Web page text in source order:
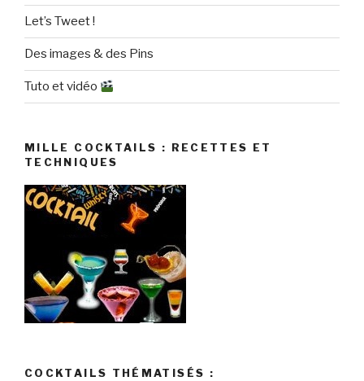
Let’s Tweet !
Des images & des Pins
Tuto et vidéo
MILLE COCKTAILS : RECETTES ET
TECHNIQUES
COCKTAILS THÉMATISÉS :